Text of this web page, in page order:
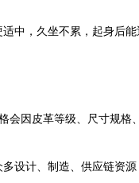
中，久坐不累，起身后能
因皮革等级、尺寸规
设计、制造、供应链资